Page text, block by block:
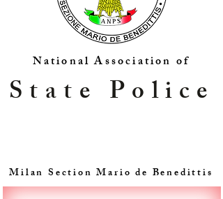
National Association of
Milan Section Mario de Benedittis
State Police